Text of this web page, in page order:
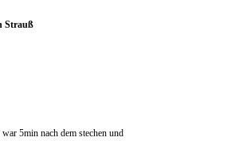
Strauß
5min nach dem stechen und